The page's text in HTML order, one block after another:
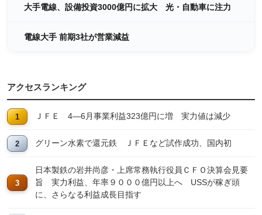
大手電線、設備投資3000億円に拡大 光・自動車に注力
電線大手 前期3社が営業減益
アクセスランキング
ＪＦＥ 4―6月事業利益323億円に増 実力値は減少
グリーン水素で還元鉄 ＪＦＥなど試作成功、国内初
日本製鉄の岩井尚彦・上席常務執行役員ＣＦＯ決算会見要
旨 実力利益、年率９０００億円以上へ USSが稼ぎ頭
に、さらなる利益成長目指す